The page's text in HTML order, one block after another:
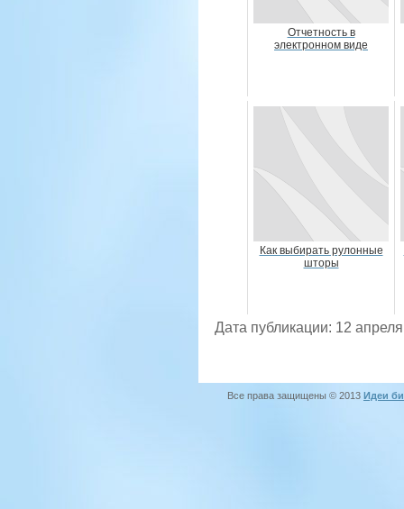
Отчетность в
электронном виде
Как выбирать рулонные
шторы
Дата публикации: 12
Все права защищены © 2013 Идеи